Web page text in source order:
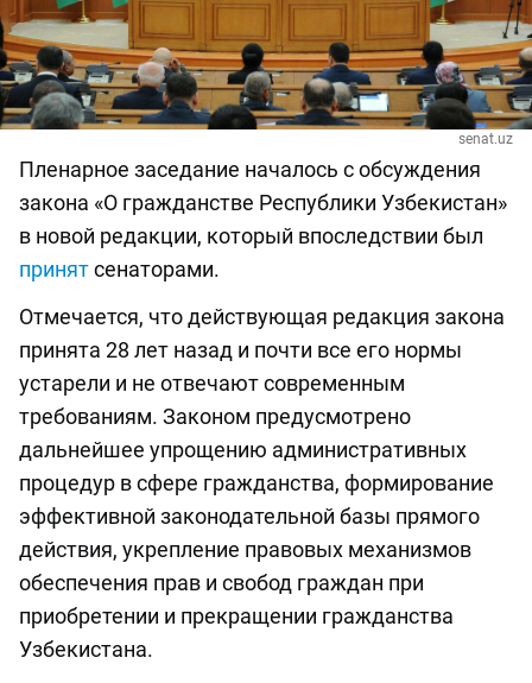
senat.uz
Пленарное заседание началось с обсуждения
закона «О гражданстве Республики Узбекистан»
в новой редакции, который впоследствии был
принятсенаторами.
Отмечается, что действующая редакция закона
принята 28 лет назад и почти все его нормы
устарели и не отвечают современным
требованиям. Законом предусмотрено
дальнейшее упрощению административных
процедур в сфере гражданства, формирование
эффективной законодательной базы прямого
действия, укрепление правовых механизмов
обеспечения прав и свобод граждан при
приобретении и прекращении гражданства
Узбекистана.